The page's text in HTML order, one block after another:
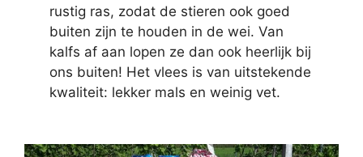
rustig ras, zodat de stieren ook goed
buiten zijn te houden in de wei. Van
kalfs af aan lopen ze dan ook heerlijk bij
ons buiten! Het vlees is van uitstekende
kwaliteit: lekker mals en weinig vet.